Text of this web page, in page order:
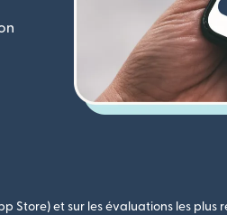
Store) et sur les évaluations les plus